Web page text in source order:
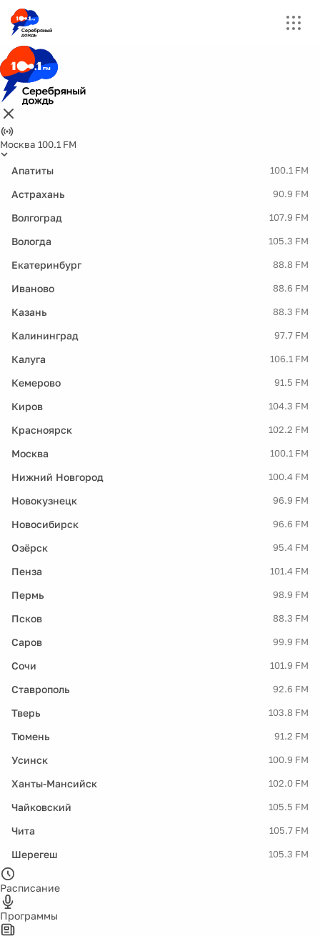
Москва 100.1 FM
Апатиты 100.1 FM
Астрахань 90.9 FM
Волгоград 107.9 FM
Вологда 105.3 FM
Екатеринбург 88.8 FM
Иваново 88.6 FM
Казань 88.3 FM
Калининград 97.7 FM
Калуга 106.1 FM
Кемерово 91.5 FM
Киров 104.3 FM
Красноярск 102.2 FM
Москва 100.1 FM
Нижний Новгород 100.4 FM
Новокузнецк 96.9 FM
Новосибирск 96.6 FM
Озёрск 95.4 FM
Пенза 101.4 FM
Пермь 98.9 FM
Псков 88.3 FM
Саров 99.9 FM
Сочи 101.9 FM
Ставрополь 92.6 FM
Тверь 103.8 FM
Тюмень 91.2 FM
Усинск 100.9 FM
Ханты-Мансийск 102.0 FM
Чайковский 105.5 FM
Чита 105.7 FM
Шерегеш 105.3 FM
Расписание
Программы